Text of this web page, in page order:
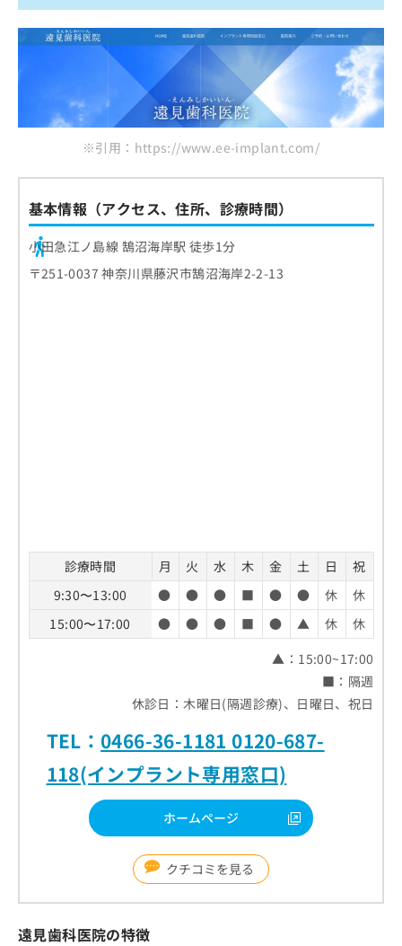
※引用：https://www.ee-implant.com/
基本情報（アクセス、住所、診療時間）
小田急江ノ島線 鵠沼海岸駅 徒歩1分
〒251-0037 神奈川県藤沢市鵠沼海岸2-2-13
診療時間 月 火 水 木 金 土 日
祝
9:30〜13:00
● ● ● ■ ● ● 休
休
15:00〜17:00
● ● ● ■ ● ▲ 休
休
▲：15:00~17:00
■：隔週
休診日：木曜日(隔週診療)、日曜日、祝日
TEL： 0466-36-1181 0120-687-
118(インプラント専用窓口)
ホームページ
クチコミを見る
遠見歯科医院の特徴